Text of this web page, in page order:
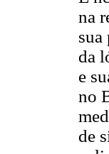
na
sua
da
e
no
de